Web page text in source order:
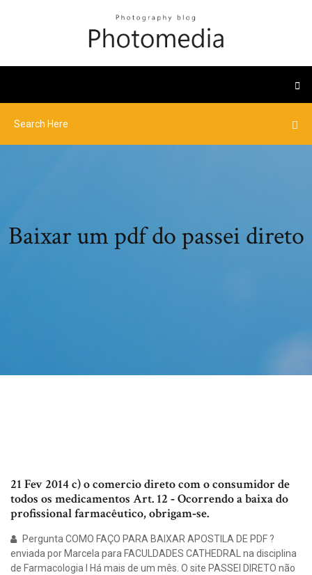
Baixar um pdf do passei direto
21 Fev 2014 c) o comercio direto com o consumidor de
todos os medicamentos Art. 12 ‑ Ocorrendo a baixa do
profissional farmacêutico, obrigam‑se.
Pergunta COMO FAÇO PARA BAIXAR APOSTILA DE PDF ?
enviada por Marcela para FACULDADES CATHEDRAL na disciplina
de Farmacologia I Há mais de um mês. O site PASSEI DIRETO não